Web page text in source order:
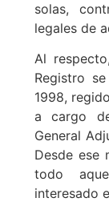
solas,
legales de
Al
Registro
1998,
a cargo
General
Desde ese
todo
interesado